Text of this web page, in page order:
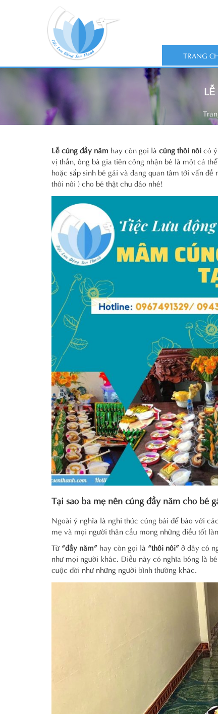
TRANG
Lễ cúng đầy năm hay còn gọi là cúng thôi nôicó
vị thần, ông bà gia tiên công nhận bé là một cá
hoặc sắp sinh bé gái và đang quan tâm tới vấn
thôi nôi ) cho bé thật chu đáo nhé!
Tại sao ba mẹ nên cúng đầy năm cho bé
Ngoài ý nghĩa là nghi thức cúng bái để báo với
mẹ và mọi người thân cầu mong những điều tốt
Từ “đầy năm” hay còn gọi là “thôi nôi”ở đây có
như mọi người khác. Điều này có nghĩa bóng là
cuộc đời như những người bình thường khác.